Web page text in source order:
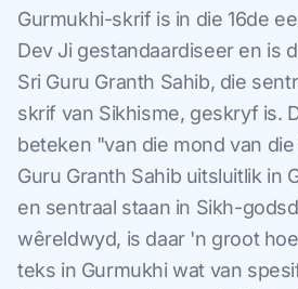
Gurmukhi-skrif is in die 16de
Dev Ji gestandaardiseer en is
Sri Guru Granth Sahib, die
skrif van Sikhisme, geskryf is.
beteken "van die mond van
Guru Granth Sahib uitsluitlik in
en sentraal staan in Sikh-
wêreldwyd, is daar 'n groot
teks in Gurmukhi wat van